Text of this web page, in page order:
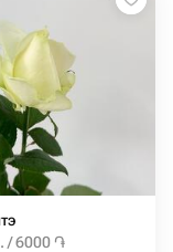
/ 6000 ֏